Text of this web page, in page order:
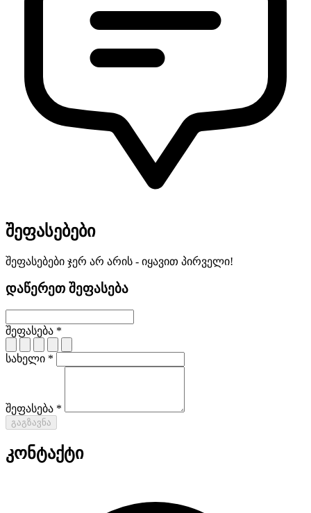
შეფასებები
შეფასებები ჯერ არ არის - იყავით პირველი!
დაწერეთ შეფასება
შეფასება *
სახელი *
შეფასება *
გაგზავნა
კონტაქტი